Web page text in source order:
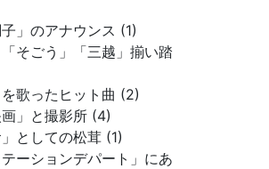
子」のアナウンス (1)
「そごう」「三越」揃い踏
を歌ったヒット曲 (2)
画」と撮影所 (4)
」としての松茸 (1)
テーションデパート」にあ